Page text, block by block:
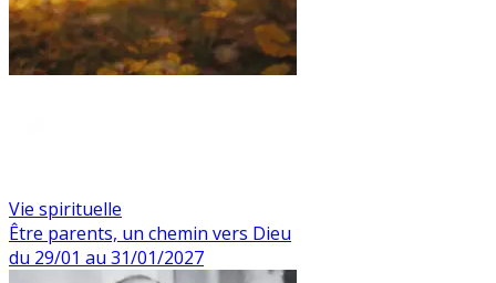
Vie spirituelle
Être parents, un chemin vers Dieu
du 29/01 au 31/01/2027